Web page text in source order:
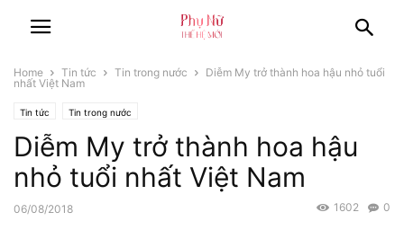
Home Tin tức Tin trong nước
Diễm My trở thành hoa hậu nhỏ tuổi
nhất Việt Nam
Tin tức Tin trong nước
Diễm My trở thành hoa hậu
nhỏ tuổi nhất Việt Nam
06/08/2018 0
1602